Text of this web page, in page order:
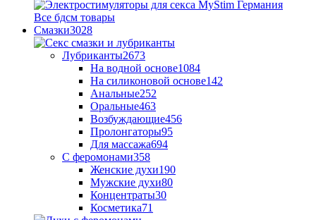
Все бдсм товары
Смазки3028
Лубриканты2673
На водной основе1084
На силиконовой основе142
Анальные252
Оральные463
Возбуждающие456
Пролонгаторы95
Для массажа694
С феромонами358
Женские духи190
Мужские духи80
Концентраты30
Косметика71